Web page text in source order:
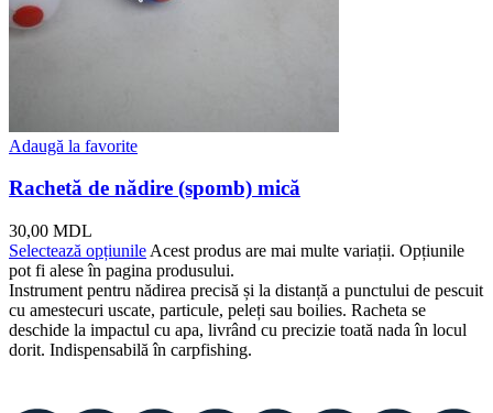
Adaugă la favorite
Rachetă de nădire (spomb) mică
30,00 MDL
Selectează opțiunile Acest produs are mai multe variații. Opțiunile
pot fi alese în pagina produsului.
Instrument pentru nădirea precisă și la distanță a punctului de pescuit
cu amestecuri uscate, particule, peleți sau boilies. Racheta se
deschide la impactul cu apa, livrând cu precizie toată nada în locul
dorit. Indispensabilă în carpfishing.